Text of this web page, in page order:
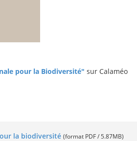
pour la Biodiversité" sur Calaméo
la biodiversité (format PDF / 5.87MB)